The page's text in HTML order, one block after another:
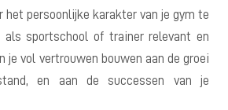
het persoonlijke karakter van je gym te
als sportschool of trainer relevant en
je vol vertrouwen bouwen aan de groei
en aan de successen van je